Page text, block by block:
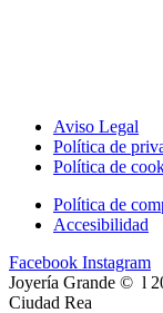
Aviso Legal
Política de
Política de
Política de
Accesibilidad
Facebook Instagram
Joyería Grande © l
Ciudad Rea